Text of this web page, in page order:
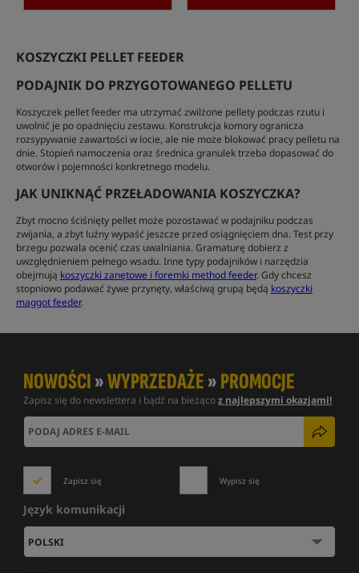
KOSZYCZKI PELLET FEEDER
PODAJNIK DO PRZYGOTOWANEGO PELLETU
Koszyczek pellet feeder ma utrzymać zwilżone pellety podczas rzutu i
uwolnić je po opadnięciu zestawu. Konstrukcja komory ogranicza
rozsypywanie zawartości w locie, ale nie może blokować pracy pelletu na
dnie. Stopień namoczenia oraz średnica granulek trzeba dopasować do
otworów i pojemności konkretnego modelu.
JAK UNIKNĄĆ PRZEŁADOWANIA KOSZYCZKA?
Zbyt mocno ściśnięty pellet może pozostawać w podajniku podczas
zwijania, a zbyt luźny wypaść jeszcze przed osiągnięciem dna. Test przy
brzegu pozwala ocenić czas uwalniania. Gramaturę dobierz z
uwzględnieniem pełnego wsadu. Inne typy podajników i narzędzia
obejmują koszyczki zanętowe i foremki method feeder. Gdy chcesz
stopniowo podawać żywe przynęty, właściwą grupą będą koszyczki
maggot feeder.
NOWOŚCI»WYPRZEDAŻE»PROMOCJE
Zapisz się do newslettera i bądź na bieżącoz najlepszymi okazjami!
Zapisz się Wypisz się
Język komunikacji